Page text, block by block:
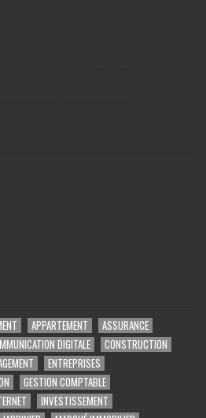
APPARTEMENT
ASSURANCE
DIGITALE
CONSTRUCTION
ENTREPRISES
GESTION COMPTABLE
INVESTISSEMENT